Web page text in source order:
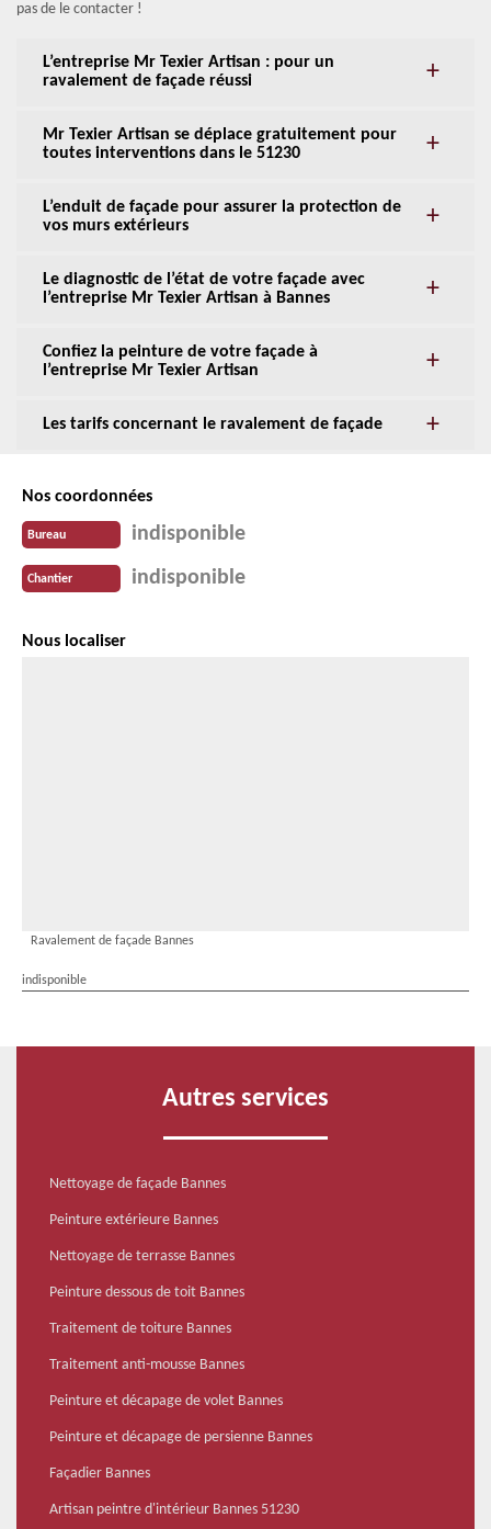
pas de le contacter !
L’entreprise Mr Texier Artisan : pour un
ravalement de façade réussi
Mr Texier Artisan se déplace gratuitement pour
toutes interventions dans le 51230
L’enduit de façade pour assurer la protection de
vos murs extérieurs
Le diagnostic de l’état de votre façade avec
l’entreprise Mr Texier Artisan à Bannes
Confiez la peinture de votre façade à
l’entreprise Mr Texier Artisan
Les tarifs concernant le ravalement de façade
Nos coordonnées
Bureau indisponible
Chantier indisponible
Nous localiser
Ravalement de façade Bannes
indisponible
Autres services
Nettoyage de façade Bannes
Peinture extérieure Bannes
Nettoyage de terrasse Bannes
Peinture dessous de toit Bannes
Traitement de toiture Bannes
Traitement anti-mousse Bannes
Peinture et décapage de volet Bannes
Peinture et décapage de persienne Bannes
Façadier Bannes
Artisan peintre d'intérieur Bannes 51230